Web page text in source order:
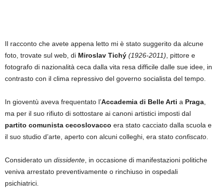
Il racconto che avete appena letto mi è stato suggerito da alcune
foto, trovate sul web, di Miroslav Tichý (1926-2011), pittore e
fotografo di nazionalità ceca dalla vita resa difficile dalle sue idee, in
contrasto con il clima repressivo del governo socialista del tempo.
In gioventù aveva frequentato l’Accademia di Belle Arti a Praga,
ma per il suo rifiuto di sottostare ai canoni artistici imposti dal
partito comunista cecoslovacco era stato cacciato dalla scuola e
il suo studio d’arte, aperto con alcuni colleghi, era stato confiscato.
Considerato un dissidente, in occasione di manifestazioni politiche
veniva arrestato preventivamente o rinchiuso in ospedali
psichiatrici.